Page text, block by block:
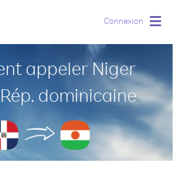
Connexion
appeler Niger
dominicaine